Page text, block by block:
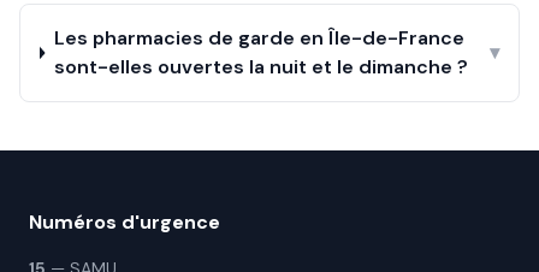
Les pharmacies de garde en Île-de-France
sont-elles ouvertes la nuit et le dimanche ?
▾
Numéros d'urgence